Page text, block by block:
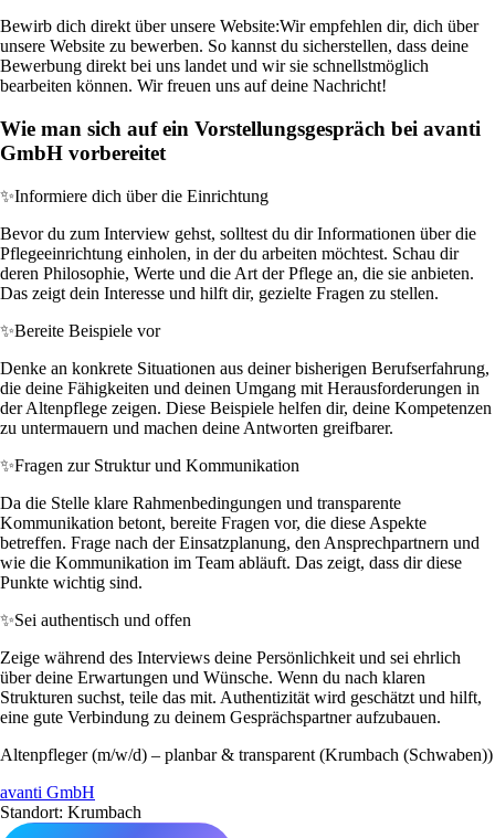
Bewirb dich direkt über unsere Website:Wir empfehlen dir, dich über
unsere Website zu bewerben. So kannst du sicherstellen, dass deine
Bewerbung direkt bei uns landet und wir sie schnellstmöglich
bearbeiten können. Wir freuen uns auf deine Nachricht!
Wie man sich auf ein Vorstellungsgespräch bei avanti
GmbH vorbereitet
✨Informiere dich über die Einrichtung
Bevor du zum Interview gehst, solltest du dir Informationen über die
Pflegeeinrichtung einholen, in der du arbeiten möchtest. Schau dir
deren Philosophie, Werte und die Art der Pflege an, die sie anbieten.
Das zeigt dein Interesse und hilft dir, gezielte Fragen zu stellen.
✨Bereite Beispiele vor
Denke an konkrete Situationen aus deiner bisherigen Berufserfahrung,
die deine Fähigkeiten und deinen Umgang mit Herausforderungen in
der Altenpflege zeigen. Diese Beispiele helfen dir, deine Kompetenzen
zu untermauern und machen deine Antworten greifbarer.
✨Fragen zur Struktur und Kommunikation
Da die Stelle klare Rahmenbedingungen und transparente
Kommunikation betont, bereite Fragen vor, die diese Aspekte
betreffen. Frage nach der Einsatzplanung, den Ansprechpartnern und
wie die Kommunikation im Team abläuft. Das zeigt, dass dir diese
Punkte wichtig sind.
✨Sei authentisch und offen
Zeige während des Interviews deine Persönlichkeit und sei ehrlich
über deine Erwartungen und Wünsche. Wenn du nach klaren
Strukturen suchst, teile das mit. Authentizität wird geschätzt und hilft,
eine gute Verbindung zu deinem Gesprächspartner aufzubauen.
Altenpfleger (m/w/d) – planbar & transparent (Krumbach (Schwaben))
avanti GmbH
Standort: Krumbach